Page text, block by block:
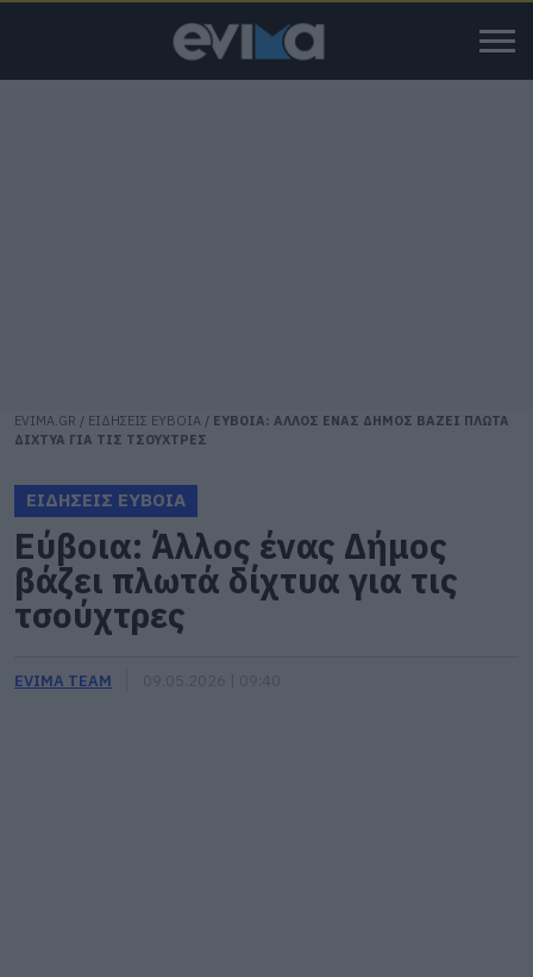
EVIMA.GR / ΕΙΔΗΣΕΙΣ ΕΥΒΟΙΑ / ΕΥΒΟΙΑ: ΑΛΛΟΣ ΕΝΑΣ ΔΗΜΟΣ ΒΑΖΕΙ ΠΛΩΤΑ
ΔΙΧΤΥΑ ΓΙΑ ΤΙΣ ΤΣΟΥΧΤΡΕΣ
ΕΙΔΗΣΕΙΣ ΕΥΒΟΙΑ
Εύβοια: Άλλος ένας Δήμος
βάζει πλωτά δίχτυα για τις
τσούχτρες
EVIMA TEAM